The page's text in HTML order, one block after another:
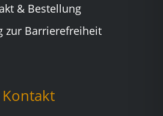
& Bestellung
zur Barrierefreiheit
Kontakt